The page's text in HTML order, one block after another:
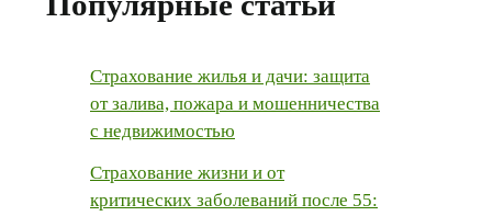
Страхование жилья и дачи: защита
от залива, пожара и мошенничества
с недвижимостью
Страхование жизни и от
критических заболеваний после 55: